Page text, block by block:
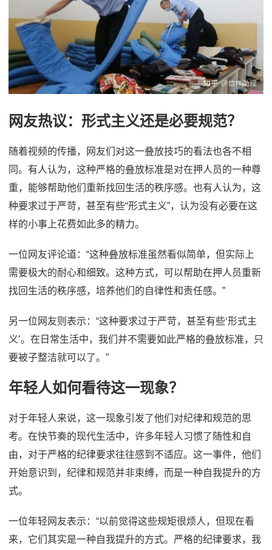
网友热议：形式主义还是必要规范？
随着视频的传播，网友们对这一叠放技巧的看法也各不相
同。有人认为，这种严格的叠放标准是对在押人员的一种尊
重，能够帮助他们重新找回生活的秩序感。也有人认为，这
种要求过于严苛，甚至有些“形式主义”，认为没有必要在这
样的小事上花费如此多的精力。
一位网友评论道：“这种叠放标准虽然看似简单，但实际上
需要极大的耐心和细致。这种方式，可以帮助在押人员重新
找回生活的秩序感，培养他们的自律性和责任感。”
另一位网友则表示：“这种要求过于严苛，甚至有些‘形式主
义’。在日常生活中，我们并不需要如此严格的叠放标准，只
要被子整洁就可以了。”
年轻人如何看待这一现象？
对于年轻人来说，这一现象引发了他们对纪律和规范的思
考。在快节奏的现代生活中，许多年轻人习惯了随性和自
由，对于严格的纪律要求往往感到不适应。这一事件，他们
开始意识到，纪律和规范并非束缚，而是一种自我提升的方
式。
一位年轻网友表示：“以前觉得这些规矩很烦人，但现在看
来，它们其实是一种自我提升的方式。严格的纪律要求，我